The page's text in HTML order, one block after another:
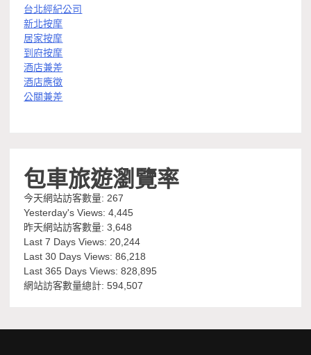
台北經紀公司
新北按摩
居家按摩
到府按摩
酒店兼差
酒店應徵
公關兼差
包車旅遊瀏覽率
今天網站訪客數量: 267
Yesterday's Views:4,445
昨天網站訪客數量:3,648
Last 7 Days Views: 20,244
Last 30 Days Views:86,218
Last 365 Days Views:828,895
網站訪客數量總計:594,507